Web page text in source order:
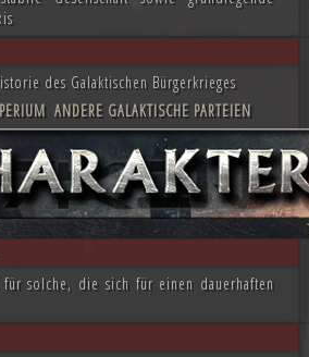
des Galaktischen Bürgerkrieges
ANDERE GALAKTISCHE PARTEIEN
solche, die sich für einen dauerhaften